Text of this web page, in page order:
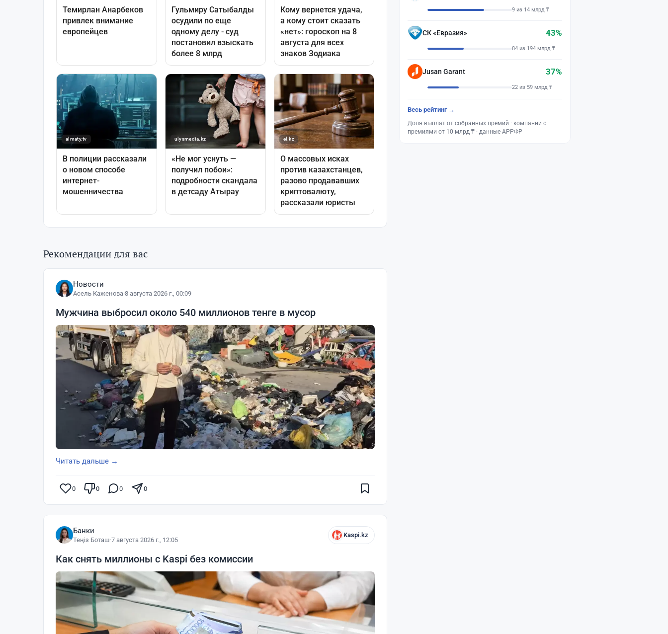
Рекомендации для вас
Новости
Асель Каженова·8 августа 2026 г., 00:09
Мужчина выбросил около 540 миллионов тенге в мусор
Читать дальше →
0 0 0 0
Банки
Теңіз Боташ·7 августа 2026 г., 12:05
Kaspi.kz
Как снять миллионы с Kaspi без комиссии
9 из 14 млрд ₸
СК «Евразия» 43%
84 из 194 млрд ₸
Jusan Garant 37%
22 из 59 млрд ₸
Весь рейтинг →
Доля выплат от собранных премий · компании с
премиями от 10 млрд ₸ · данные АРРФР